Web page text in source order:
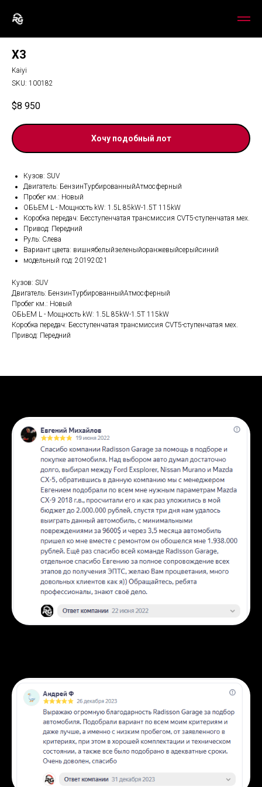
X3
Kaiyi
SKU: 100182
$8 950
Хочу подобный лот
Кузов: SUV
Двигатель: БензинТурбированныйАтмосферный
Пробег км.: Новый
ОБЬЕМ L - Мощность kW: 1.5L 85kW-1.5T 115kW
Коробка передач: Бесступенчатая трансмиссия CVT5-ступенчатая мех.
Привод: Передний
Руль: Слева
Вариант цвета: вишнябелыйзеленыйоранжевыйсерыйсиний
модельный год: 20192021
Кузов: SUV
Двигатель: БензинТурбированныйАтмосферный
Пробег км.: Новый
ОБЬЕМ L - Мощность kW: 1.5L 85kW-1.5T 115kW
Коробка передач: Бесступенчатая трансмиссия CVT5-ступенчатая мех.
Привод: Передний